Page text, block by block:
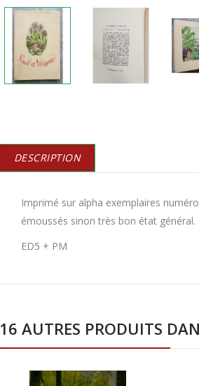
DESCRIPTION
Imprimé sur alpha exemplaires
émoussés sinon très bon état général.
ED5 + PM
16 AUTRES PRODUITS